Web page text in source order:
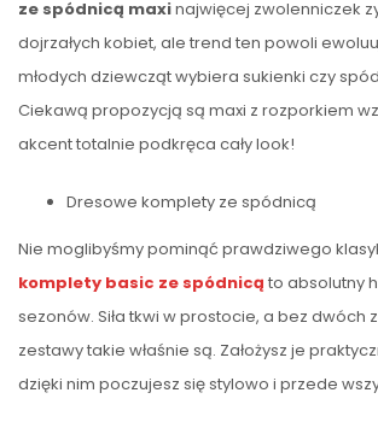
ze spódnicą maxinajwięcej zwolenniczek
dojrzałych kobiet, ale trend ten powoli
młodych dziewcząt wybiera sukienki czy
Ciekawą propozycją są maxi z rozporkiem
akcent totalnie podkręca cały look!
Dresowe komplety ze spódnicą
Nie moglibyśmy pominąć prawdziwego
komplety basic ze spódnicą to absolutny
sezonów. Siła tkwi w prostocie, a bez dwóch
zestawy takie właśnie są. Założysz je
dzięki nim poczujesz się stylowo i przede